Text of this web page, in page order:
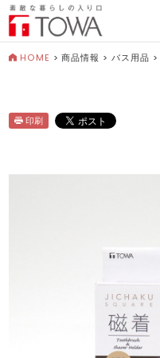
HOME > 商品情報 > バス用品 >
印刷